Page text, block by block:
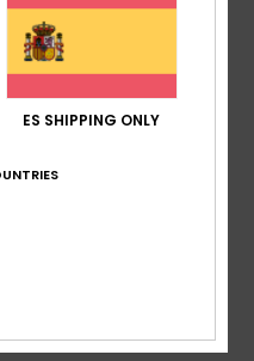
el pecho y la espalda
Quiksilver
55% algodón orgánico,
ES SHIPPING ONLY